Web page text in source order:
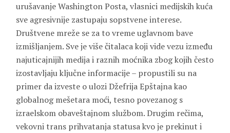
urušavanje Washington Posta, vlasnici medijskih kuća
sve agresivnije zastupaju sopstvene interese.
Društvene mreže se za to vreme uglavnom bave
izmišljanjem. Sve je više čitalaca koji vide vezu između
najuticajnijih medija i raznih moćnika zbog kojih često
izostavljaju ključne informacije – propustili su na
primer da izveste o ulozi Džefrija Epštajna kao
globalnog mešetara moći, tesno povezanog s
izraelskom obaveštajnom službom. Drugim rečima,
vekovni trans prihvatanja statusa kvo je prekinut i